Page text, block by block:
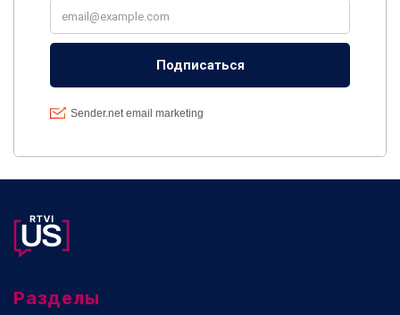
Разделы